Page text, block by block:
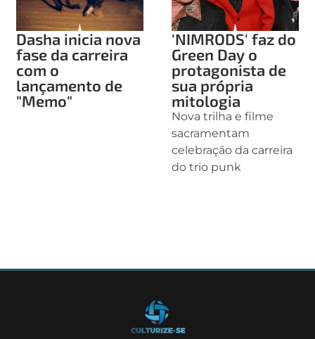
Dasha inicia nova
fase da carreira
com o
lançamento de
"Memo"
'NIMRODS' faz do
Green Day o
protagonista de
sua própria
mitologia
Nova trilha e filme
sacramentam
celebração da carreira
do trio punk